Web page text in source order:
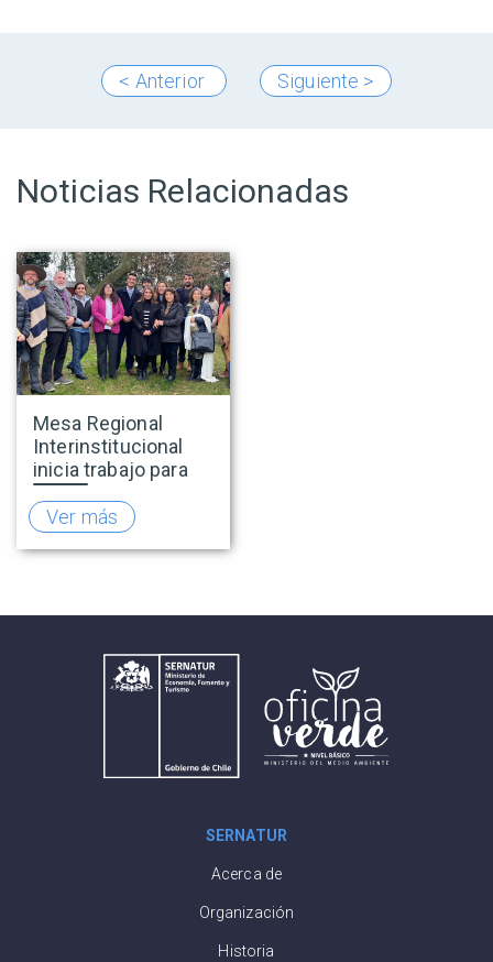
< Anterior Siguiente >
Noticias Relacionadas
Mesa Regional
Interinstitucional
inicia trabajo para
fortalecer el
turismo rural en
O’Higgins
Ver más
SERNATUR
Acerca de
Organización
Historia